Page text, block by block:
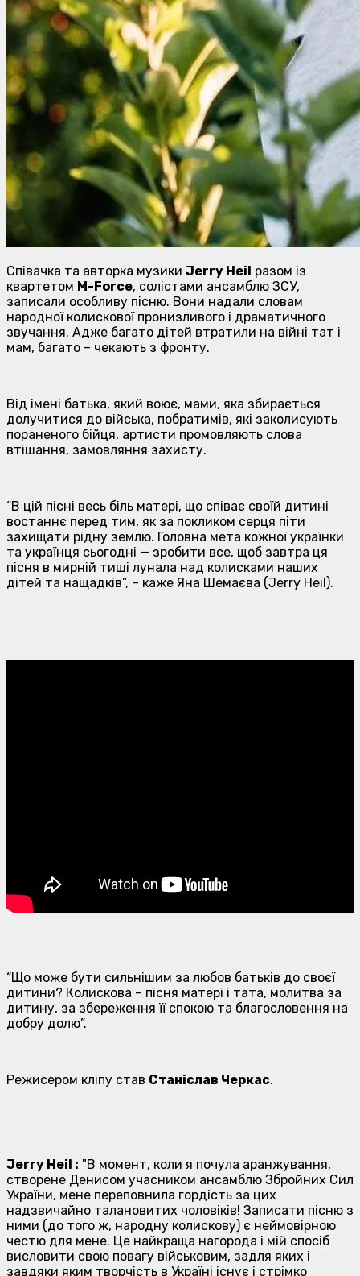
Співачка та авторка музики Jerry Heil разом із
квартетом M-Force, солістами ансамблю ЗСУ,
записали особливу пісню. Вони надали словам
народної колискової пронизливого і драматичного
звучання. Адже багато дітей втратили на війні тат і
мам, багато – чекають з фронту.
Від імені батька, який воює, мами, яка збирається
долучитися до війська, побратимів, які заколисують
пораненого бійця, артисти промовляють слова
втішання, замовляння захисту.
“В цій пісні весь біль матері, що співає своїй дитині
востаннє перед тим, як за покликом серця піти
захищати рідну землю. Головна мета кожної українки
та українця сьогодні — зробити все, щоб завтра ця
пісня в мирній тиші лунала над колисками наших
дітей та нащадків”, – каже Яна Шемаєва (Jerry Heil).
“Що може бути сильнішим за любов батьків до своєї
дитини? Колискова – пісня матері і тата, молитва за
дитину, за збереження її спокою та благословення на
добру долю”.
Режисером кліпу став Станіслав Черкас.
Jerry Heil : "В момент, коли я почула аранжування,
створене Денисом учасником ансамблю Збройних Сил
України, мене переповнила гордість за цих
надзвичайно талановитих чоловіків! Записати пісню з
ними (до того ж, народну колискову) є неймовірною
честю для мене. Це найкраща нагорода і мій спосіб
висловити свою повагу військовим, задля яких і
завдяки яким творчість в Україні існує і стрімко